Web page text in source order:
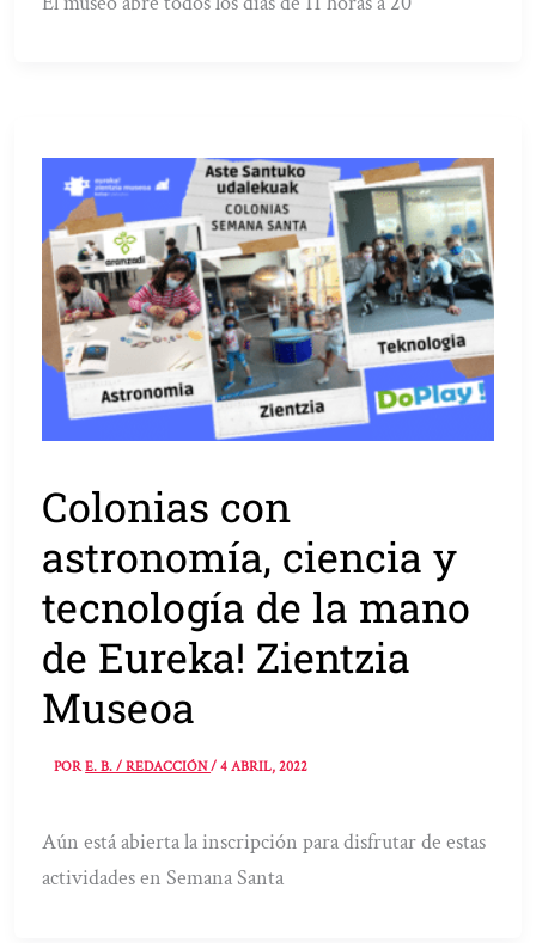
Colonias con
astronomía, ciencia y
tecnología de la mano
de Eureka! Zientzia
Museoa
PORE. B. / REDACCIÓN/4 ABRIL, 2022
Aún está abierta la inscripción para disfrutar de estas
actividades en Semana Santa